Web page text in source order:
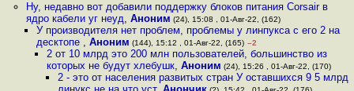
Ну, недавно вот добавили поддержку блоков питания Corsair в
ядро кабели уг неуд, Аноним (24), 15:08 , 01-Авг-22, (162)
У производителя нет проблем, проблемы у линпукса с его 2 на
десктопе , Аноним (144), 15:12 , 01-Авг-22, (165) –2
2 от 10 млрд это 200 млн пользователей, большинство из
которых не будут хлебушк,Аноним (24), 15:26 , 01-Авг-22, (170)
2 - это от населения развитых стран У оставшихся 9 5 млрд